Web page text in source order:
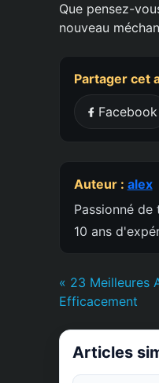
Que pensez-
nouveau
Partager cet
Facebook
Auteur : alex
Passionné
10 ans
« 23 Meilleures
Efficacement
Articles